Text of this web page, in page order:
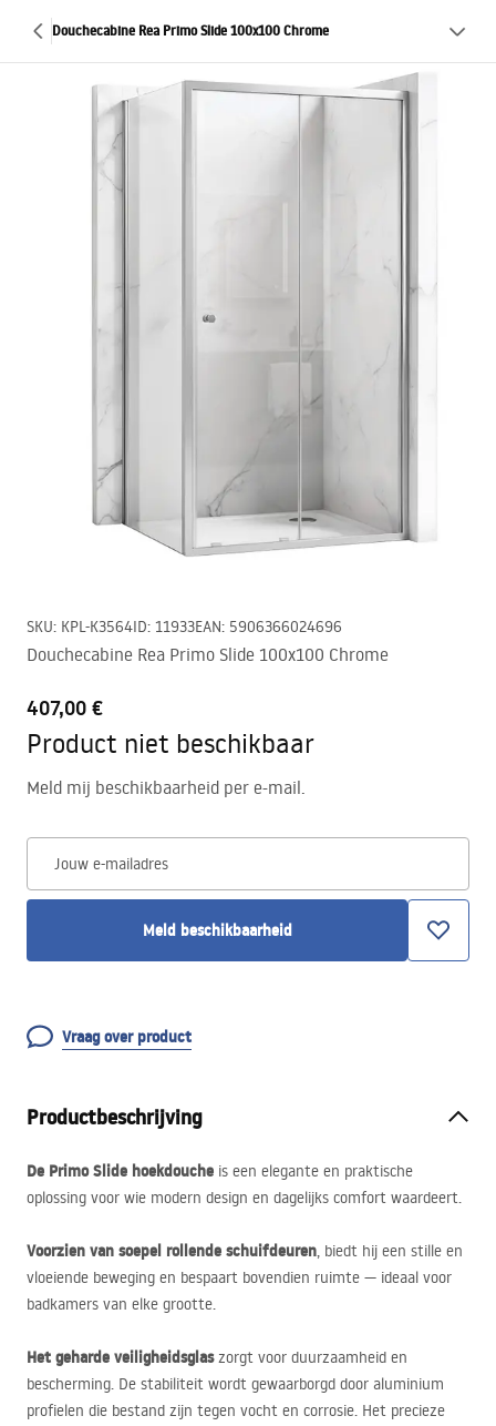
Douchecabine Rea Primo Slide 100x100 Chrome
SKU: KPL-K3564ID: 11933EAN: 5906366024696
Douchecabine Rea Primo Slide 100x100 Chrome
407,00 €
Product niet beschikbaar
Meld mij beschikbaarheid per e-mail.
Jouw e-mailadres
Meld beschikbaarheid
Vraag over product
Productbeschrijving
De Primo Slide hoekdouche is een elegante en praktische
oplossing voor wie modern design en dagelijks comfort waardeert.
Voorzien van soepel rollende schuifdeuren, biedt hij een stille en
vloeiende beweging en bespaart bovendien ruimte — ideaal voor
badkamers van elke grootte.
Het geharde veiligheidsglaszorgt voor duurzaamheid en
bescherming. De stabiliteit wordt gewaarborgd door aluminium
profielen die bestand zijn tegen vocht en corrosie. Het precieze